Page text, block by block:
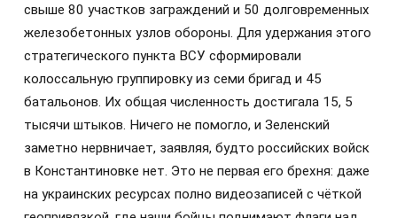
свыше 80 участков заграждений и 50 долговременных
железобетонных узлов обороны. Для удержания этого
стратегического пункта ВСУ сформировали
колоссальную группировку из семи бригад и 45
батальонов. Их общая численность достигала 15, 5
тысячи штыков. Ничего не помогло, и Зеленский
заметно нервничает, заявляя, будто российских войск
в Константиновке нет. Это не первая его брехня: даже
на украинских ресурсах полно видеозаписей с чёткой